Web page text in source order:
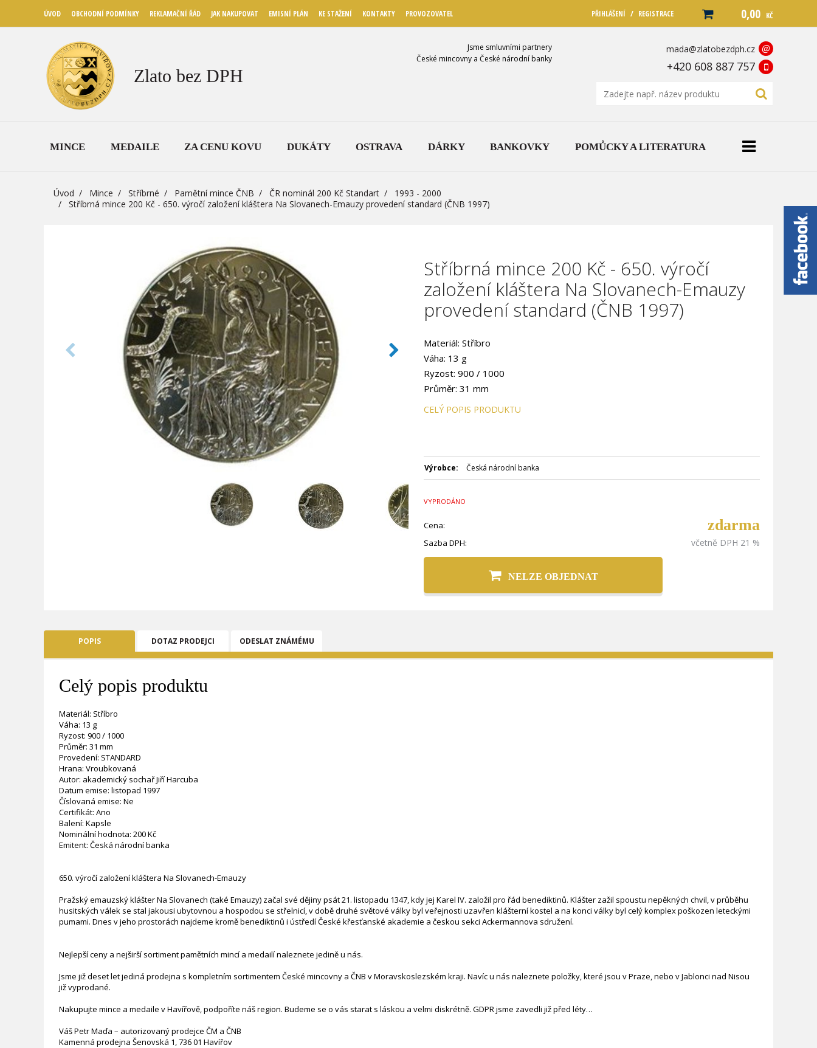
ÚVOD OBCHODNÍ PODMÍNKY REKLAMAČNÍ ŘÁD JAK NAKUPOVAT EMISNÍ PLÁN KE STAŽENÍ KONTAKTY PROVOZOVATEL PŘIHLÁŠENÍ / REGISTRACE 0,00 KČ
Zlato bez DPH
Jsme smluvními partnery
České mincovny a České národní banky
mada@zlatobezdph.cz @
+420 608 887 757
MINCE MEDAILE ZA CENU KOVU DUKÁTY OSTRAVA DÁRKY BANKOVKY POMŮCKY A LITERATURA
Úvod Mince Stříbrné Pamětní mince ČNB ČR nominál 200 Kč Standart
1993 - 2000
Stříbrná mince 200 Kč - 650. výročí založení kláštera Na Slovanech-Emauzy provedení standard (ČNB 1997)
Stříbrná mince 200 Kč - 650. výročí
založení kláštera Na Slovanech-Emauzy
provedení standard (ČNB 1997)
Materiál: Stříbro
Váha: 13 g
Ryzost: 900 / 1000
Průměr: 31 mm
Provedení: STANDARD
Číslovaná emise: Ne
Certifikát: Ano
Balení: Kapsle
Emitent: Česká národní banka
CELÝ POPIS PRODUKTU
Výrobce: Česká národní banka
VYPRODÁNO
Cena: zdarma
Sazba DPH: včetně DPH 21 %
NELZE OBJEDNAT
POPIS DOTAZ PRODEJCI ODESLAT ZNÁMÉMU
Celý popis produktu
Materiál: Stříbro
Váha: 13 g
Ryzost: 900 / 1000
Průměr: 31 mm
Provedení: STANDARD
Hrana: Vroubkovaná
Autor: akademický sochař Jiří Harcuba
Datum emise: listopad 1997
Číslovaná emise: Ne
Certifikát: Ano
Balení: Kapsle
Nominální hodnota: 200 Kč
Emitent: Česká národní banka
650. výročí založení kláštera Na Slovanech-Emauzy
Pražský emauzský klášter Na Slovanech (také Emauzy) začal své dějiny psát 21. listopadu 1347, kdy jej Karel IV. založil pro řád benediktinů. Klášter zažil spoustu nepěkných chvil, v průběhu
husitských válek se stal jakousi ubytovnou a hospodou se střelnicí, v době druhé světové války byl veřejnosti uzavřen klášterní kostel a na konci války byl celý komplex poškozen leteckými
pumami. Dnes v jeho prostorách najdeme kromě benediktinů i ústředí České křesťanské akademie a českou sekci Ackermannova sdružení.
Nejlepší ceny a nejširší sortiment pamětních mincí a medailí naleznete jedině u nás.
Jsme již deset let jediná prodejna s kompletním sortimentem České mincovny a ČNB v Moravskoslezském kraji. Navíc u nás naleznete položky, které jsou v Praze, nebo v Jablonci nad Nisou
již vyprodané.
Nakupujte mince a medaile v Havířově, podpoříte náš region. Budeme se o vás starat s láskou a velmi diskrétně. GDPR jsme zavedli již před léty…
Váš Petr Maďa – autorizovaný prodejce ČM a ČNB
Kamenná prodejna Šenovská 1, 736 01 Havířov